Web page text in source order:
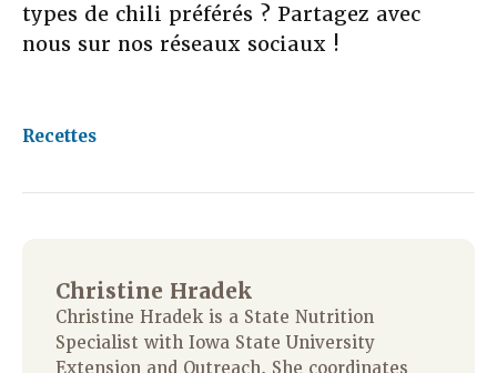
types de chili préférés ? Partagez avec
nous sur nos réseaux sociaux !
Recettes
Christine Hradek
Christine Hradek is a State Nutrition
Specialist with Iowa State University